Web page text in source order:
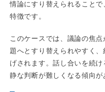
情論にすり替えられること
特徴です。
このケースでは、議論の焦
題へとすり替えられやすく
げされます。話し合いを続
静な判断が難しくなる傾向が